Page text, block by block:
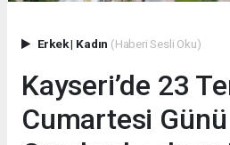
Erkek| Kadın (Haberi Sesli Oku)
Kayseri’de 23
Cumartesi Günü